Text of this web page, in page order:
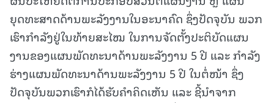
ຍຸດທະສາດດ້ານພະລັງງານໃນອະນາຄົດ ຊຶ່ງປັດຈຸບັນ ພວກ
ເຮົາກຳລັງຢູ່ໃນທ້າຍສະໄໝ ໃນການຈັດຕັ້ງປະຕິບັດແຜນ
ງານຂອງແຜນພັດທະນາດ້ານພະລັງງານ 5 ປີ ແລະ ກຳລັງ
ຮ່າງແຜນພັດທະນາດ້ານພະລັງງານ 5 ປີ ໃນຕໍ່ໜ້າ ຊຶ່ງ
ປັດຈຸບັນພວກເຮົາກໍໄດ້ຮັບຄໍາຄິດເຫັນ ແລະ ຊີ້ນຳຈາກ